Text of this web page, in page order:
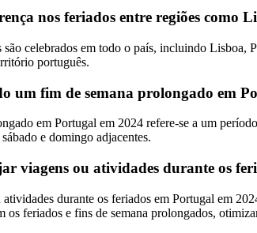
nos feriados entre regiões como
celebrados em todo o país, incluindo Lisboa,
português.
um fim de semana prolongado em
em Portugal em 2024 refere-se a um
e domingo adjacentes.
viagens ou atividades durante os
durante os feriados em Portugal em
os feriados e fins de semana prolongados,